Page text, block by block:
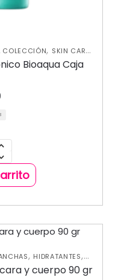
COLECCIÓN, SKIN CARE
Bioaqua Caja
, HIDRATANTES,
SKIN
y cuerpo 90 gr